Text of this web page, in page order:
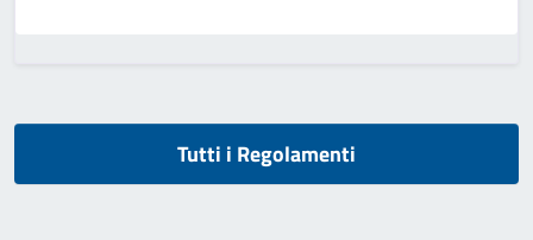
Tutti i Regolamenti